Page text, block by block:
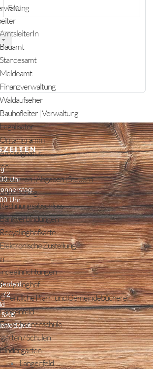
AmtsleiterIn
Bauamt
Standesamt
Meldeamt
Finanzverwaltung
Waldaufseher
Bauhofleiter | Verwaltung
Legalisator
Organigramm
Amtssignatur
Gebühren | Abgaben | Steuern
Voranschlag
Rechnungsabschluss
Bankverbindungen
Recyclinghofkarte
Elektronische Zustellung
Recyclinghof
Öffentliche Pfarr- und Gemeindebücherei
Längenfeld
Erwachsenenschule
/ Schulen
Kindergärten
Längenfeld
Frei
Uhr
Uhr
72
5205